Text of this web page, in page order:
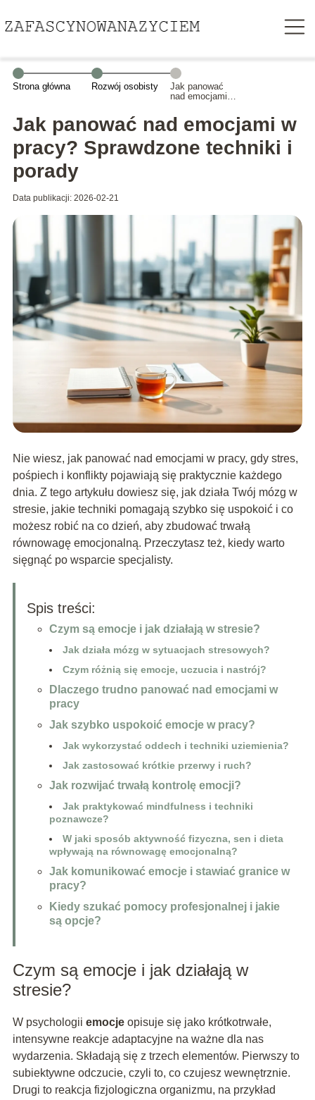
Strona główna Rozwój osobisty
Jak panować
nad emocjami w
Sprawdzone
techniki i porady
Jak panować nad emocjami w
pracy? Sprawdzone techniki i
porady
Data publikacji: 2026-02-21
Nie wiesz, jak panować nad emocjami w pracy, gdy stres,
pośpiech i konflikty pojawiają się praktycznie każdego
dnia. Z tego artykułu dowiesz się, jak działa Twój mózg w
stresie, jakie techniki pomagają szybko się uspokoić i co
możesz robić na co dzień, aby zbudować trwałą
równowagę emocjonalną. Przeczytasz też, kiedy warto
sięgnąć po wsparcie specjalisty.
Spis treści:
Czym są emocje i jak działają w stresie?
Jak działa mózg w sytuacjach stresowych?
Czym różnią się emocje, uczucia i nastrój?
Dlaczego trudno panować nad emocjami w
pracy
Jak szybko uspokoić emocje w pracy?
Jak wykorzystać oddech i techniki uziemienia?
Jak zastosować krótkie przerwy i ruch?
Jak rozwijać trwałą kontrolę emocji?
Jak praktykować mindfulness i techniki
poznawcze?
W jaki sposób aktywność fizyczna, sen i dieta
wpływają na równowagę emocjonalną?
Jak komunikować emocje i stawiać granice w
pracy?
Kiedy szukać pomocy profesjonalnej i jakie
są opcje?
Czym są emocje i jak działają w
stresie?
W psychologii emocjeopisuje się jako krótkotrwałe,
intensywne reakcje adaptacyjne na ważne dla nas
wydarzenia. Składają się z trzech elementów. Pierwszy to
subiektywne odczucie, czyli to, co czujesz wewnętrznie.
Drugi to reakcja fizjologiczna organizmu, na przykład